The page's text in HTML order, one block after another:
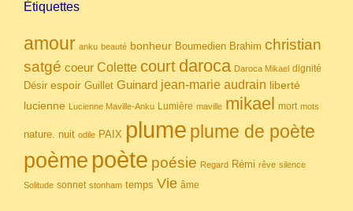
Étiquettes
amour anku beauté bonheur Boumedien Brahim christian
satgé coeur Colette court daroca Daroca Mikael dignité
Désir espoir Guillet Guinard jean-marie audrain liberté
lucienne Lucienne Maville-Anku Lumière maville mikael mort mots
nature. nuit odile PAIX plume plume de poète
poème poète poésie Regard Rémi rêve silence
Solitude sonnet stonham temps Vie âme